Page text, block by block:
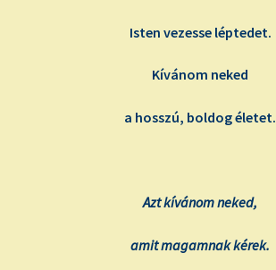
Isten vezesse léptedet.
Kívánom neked
a hosszú, boldog életet.
Azt kívánom neked,
amit magamnak kérek.